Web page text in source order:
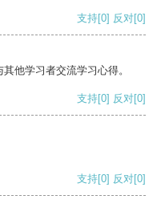
支持[0] 反对[0]
他学习者交流学习心得。
支持[0] 反对[0]
支持[0] 反对[0]